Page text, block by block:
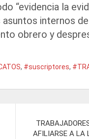
“evidencia la
internos
obrero y
, #suscriptores,
AFILIARSE A LA